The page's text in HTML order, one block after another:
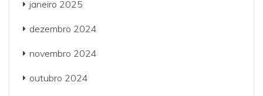
janeiro 2025
dezembro 2024
novembro 2024
outubro 2024